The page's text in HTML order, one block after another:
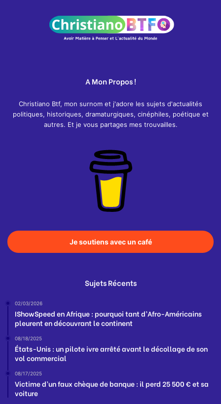
A Mon Propos !
Christiano Btf, mon surnom et j'adore les sujets d'actualités
politiques, historiques, dramaturgiques, cinéphiles, poétique et
autres. Et je vous partages mes trouvailles.
Je soutiens avec un café
Sujets Récents
02/03/2026
IShowSpeed en Afrique : pourquoi tant d’Afro-Américains
pleurent en découvrant le continent
08/18/2025
États-Unis : un pilote ivre arrêté avant le décollage de son
vol commercial
08/17/2025
Victime d’un faux chèque de banque : il perd 25 500 € et sa
voiture